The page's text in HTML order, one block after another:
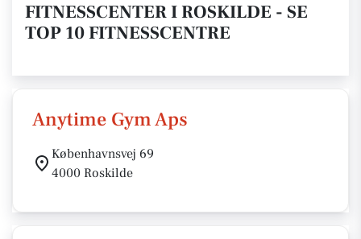
FITNESSCENTER I ROSKILDE - SE
TOP 10 FITNESSCENTRE
Anytime Gym Aps
Københavnsvej 69
4000 Roskilde